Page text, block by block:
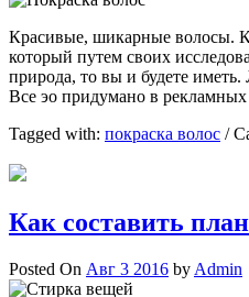
Красивые, шикарные волосы.
который путем своих
природа, то вы и будете
Все эо придумано в
Tagged with: покраска волос /
Как составить
Posted On Авг 3 2016 by Admin